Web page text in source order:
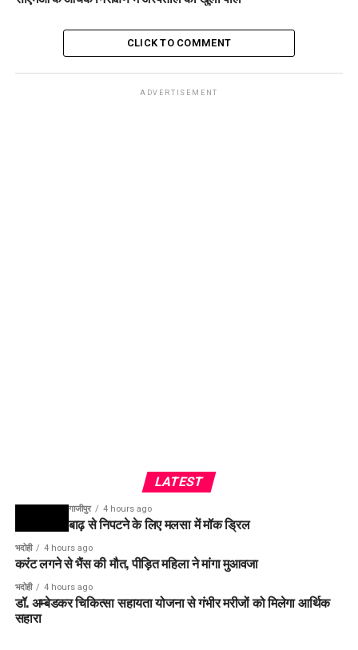
CLICK TO COMMENT
ADVERTISEMENT
LATEST
गाजीपुर 4 hours ago
बाढ़ से निपटने के लिए मलसा में मॉक ड्रिल
भदोही 4 hours ago
करंट लगने से भैंस की मौत, पीड़ित महिला ने मांगा मुआवजा
भदोही 4 hours ago
डॉ. अम्बेडकर चिकित्सा सहायता योजना से गंभीर मरीजों को मिलेगा आर्थिक
सहारा